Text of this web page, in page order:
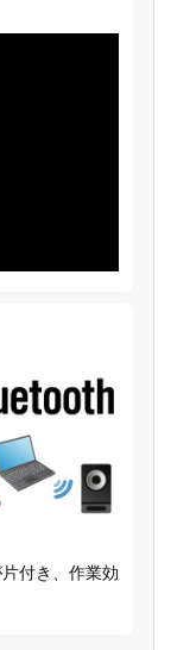
付き、作業効